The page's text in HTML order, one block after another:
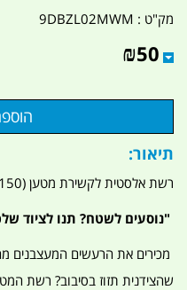
מק"ט : 9DBZL02MWM
₪50
תיאור:
רשת אלסטית לקשירת מטען (150 מ' / 50 ס"מ) – Camping Life
"נוסעים לשטח? תנו לציוד
מכירים את הרעשים המעצבנים
שהצידנית תזוז בסיבוב? רשת